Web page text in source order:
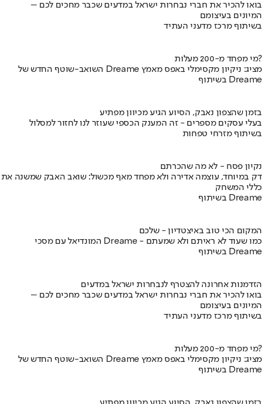
בואו להכיר את חברי נבחרות ישראל במדעים שכבר מחכים לכם –
המיונים בעיצומם
בשיתוף מרכז מדעני העתיד
מי מפחד מ-200 מעלות?
השואב-שוטף החדש של Dreame מציג: ניקיון מקסימלי באפס מאמץ
בשיתוף Dreame
בזמן שהצפון נאבק, הסיוע הגיע מכיוון מפתיע
בעלי עסקים מספרים - זה המענק הכספי שעוזר לנו לחזור למסלול
בשיתוף מזרחי טפחות
נקיון פסח - לא מה שהכרתם
דק במיוחד, עוצמה אדירה ולא מפחד מאף מכשול: שואב האבק שמשנה את
כללי המשחק
בשיתוף Dreame
המקום הכי טוב באיצטדיון - שלכם
המונדיאל עם מסכי Dreame - כמו שעוד לא ראיתם ולא שמעתם
בשיתוף Dreame
הזדמנות אחרונה להצטרף לנבחרות ישראל במדעים
בואו להכיר את חברי נבחרות ישראל במדעים שכבר מחכים לכם –
המיונים בעיצומם
בשיתוף מרכז מדעני העתיד
מי מפחד מ-200 מעלות?
השואב-שוטף החדש של Dreame מציג: ניקיון מקסימלי באפס מאמץ
בשיתוף Dreame